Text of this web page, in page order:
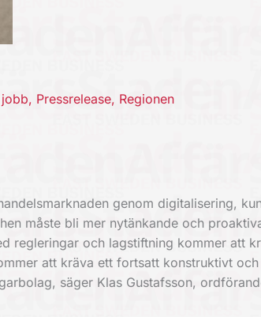
, Pressrelease, Regionen
genom digitalisering,
måste bli mer nytänkande och
regleringar och lagstiftning kommer att
att kräva ett fortsatt konstruktivt
säger Klas Gustafsson,